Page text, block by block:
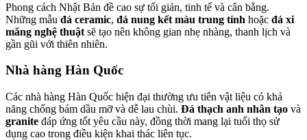
Phong cách Nhật Bản đề cao sự tối giản, tinh tế và cân bằng.
Những mẫu đá ceramic, đá nung kết màu trung tính hoặc đá xi
măng nghệ thuật sẽ tạo nên không gian nhẹ nhàng, thanh lịch và
gần gũi với thiên nhiên.
Nhà hàng Hàn Quốc
Các nhà hàng Hàn Quốc hiện đại thường ưu tiên vật liệu có khả
năng chống bám dầu mỡ và dễ lau chùi. Đá thạch anh nhân tạo và
granite đáp ứng tốt yêu cầu này, đồng thời mang lại tuổi thọ sử
dụng cao trong điều kiện khai thác liên tục.